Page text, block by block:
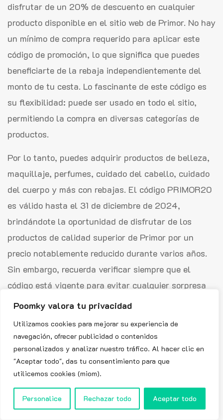
Poomky valora tu privacidad
Utilizamos cookies para mejorar su experiencia de
navegación, ofrecer publicidad o contenidos
personalizados y analizar nuestro tráfico. Al hacer clic en
"Aceptar todo", das tu consentimiento para que
utilicemos cookies (miom).
Personalice Rechazar todo Aceptar todo
disfrutar de un 20% de descuento en cualquier
producto disponible en el sitio web de Primor. No hay
un mínimo de compra requerido para aplicar este
código de promoción, lo que significa que puedes
beneficiarte de la rebaja independientemente del
monto de tu cesta. Lo fascinante de este código es
su flexibilidad: puede ser usado en todo el sitio,
permitiendo la compra en diversas categorías de
productos.
Por lo tanto, puedes adquirir productos de belleza,
maquillaje, perfumes, cuidado del cabello, cuidado
del cuerpo y más con rebajas. El código PRIMOR20
es válido hasta el 31 de diciembre de 2024,
brindándote la oportunidad de disfrutar de los
productos de calidad superior de Primor por un
precio notablemente reducido durante varios años.
Sin embargo, recuerda verificar siempre que el
código está vigente para evitar cualquier sorpresa
al finalizar tu compra.
¿Hay una promoción especial de Black
Friday con el codigo descuento Primor?
Sí, existe una promoción especial de Black Friday
código PRIMOR20, que ofrece un 20% de reducción